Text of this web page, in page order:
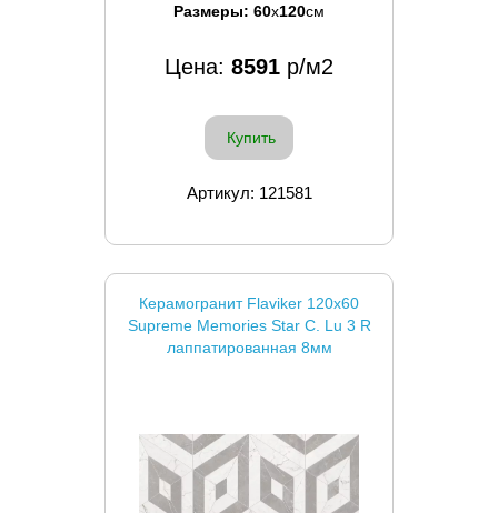
Размеры: 60x120см
Цена: 8591 р/м2
Купить
Артикул: 121581
Керамогранит Flaviker 120x60
Supreme Memories Star C. Lu 3 R
лаппатированная 8мм